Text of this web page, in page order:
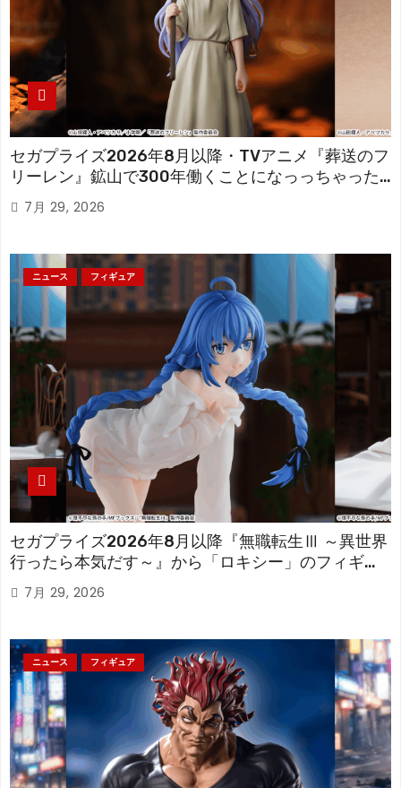
セガプライズ2026年8月以降・TVアニメ『葬送のフ
リーレン』鉱山で300年働くことになっっちゃった
「フリーレン」を立体化！
7月 29, 2026
ニュース フィギュア
セガプライズ2026年8月以降『無職転生Ⅲ ～異世界
行ったら本気だす～』から「ロキシー」のフィギュ
アが登場！
7月 29, 2026
ニュース フィギュア